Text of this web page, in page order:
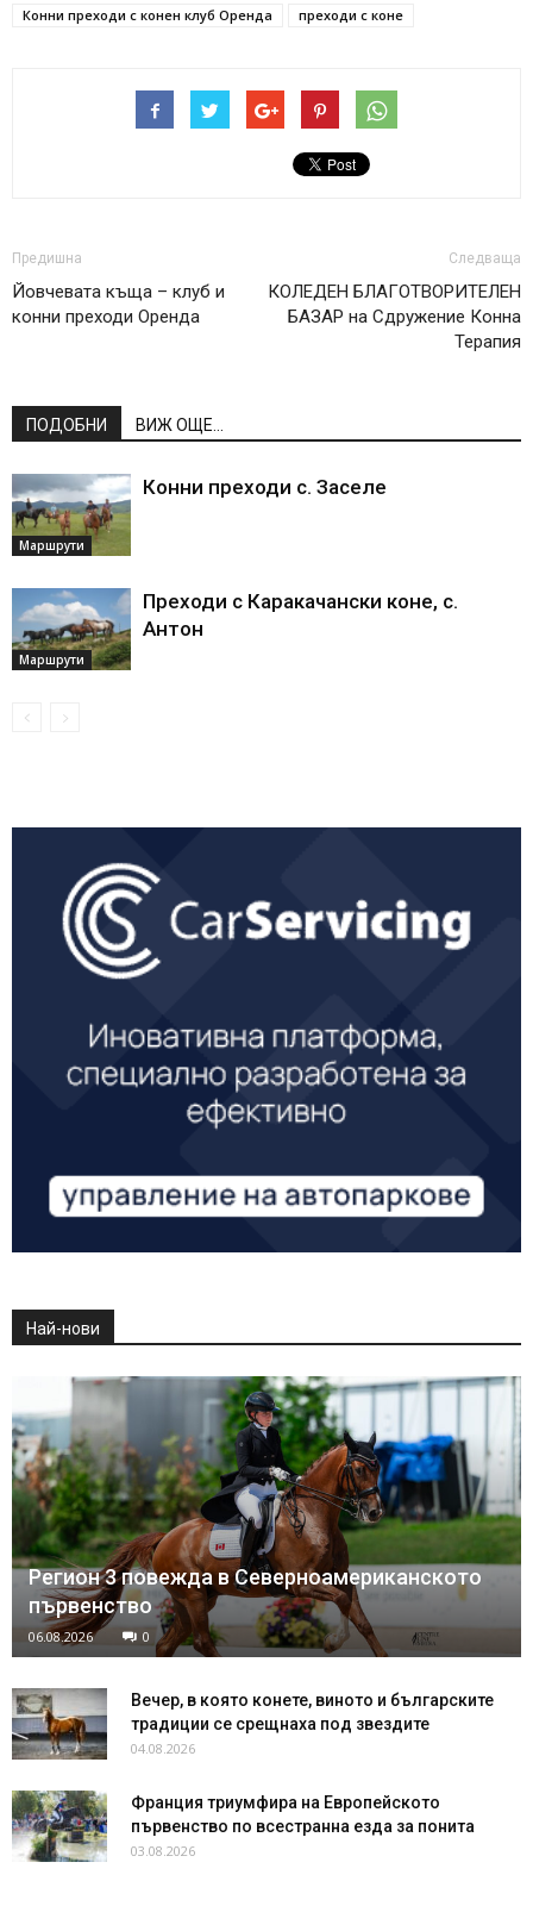
Конни преходи с конен клуб Оренда преходи с коне
Предишна
Йовчевата къща – клуб и
конни преходи Оренда
Следваща
КОЛЕДЕН БЛАГОТВОРИТЕЛЕН
БАЗАР на Сдружение Конна
Терапия
ПОДОБНИ ВИЖ ОЩЕ...
Маршрути
Конни преходи с. Заселе
Маршрути
Преходи с Каракачански коне, с.
Антон
Най-нови
Регион 3 повежда в Северноамериканското
първенство
06.08.2026 0
Вечер, в която конете, виното и българските
традиции се срещнаха под звездите
04.08.2026
Франция триумфира на Европейското
първенство по всестранна езда за понита
03.08.2026